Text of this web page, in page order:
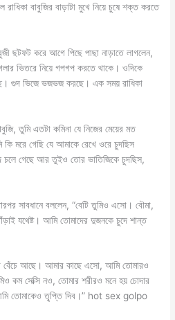
বাবুজির বাড়াটা মুখে নিয়ে চুষে শক্ত করতে
ছটফট করে আগে পিছে পাছা নাড়াতে লাগলেন,
ভিতরে নিয়ে গপগপ করতে থাকে। ওদিকে
গুদ ভিজে ভজভজ করছে। এক সময় রাধিকা
তুমি এতটা কমিনা যে নিজের মেয়ের মত
মরে গেছি যে আমাকে রেখে ওরে চুদছিস
গেছে আর তুইও তোর ভাতিজিকে চুদছিস,
সাবধানে বললেন, “বেটি তুমিও এসো। বৌমা,
যথেষ্ট। আমি তোমাদের দুজনকে চুদে শান্ত
বেঁচে আছে। আমার কাছে এসো, আমি তোমারও
কম সেক্সি নও, তোমার শরীরও মনে হয় চোদার
তোমাকেও তৃ্প্তি দিব।” hot sex golpo